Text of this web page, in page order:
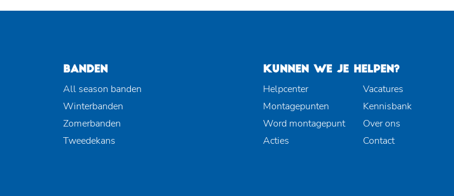
BANDEN
All season banden
Winterbanden
Zomerbanden
Tweedekans
KUNNEN WE JE HELPEN?
Helpcenter
Montagepunten
Word montagepunt
Acties
Vacatures
Kennisbank
Over ons
Contact